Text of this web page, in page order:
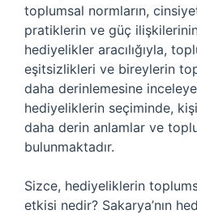
toplumsal normların,
pratiklerin ve güç ilişkilerinin
hediyelikler aracılığıyla,
eşitsizlikleri ve bireylerin
daha derinlemesine
hediyeliklerin seçiminde,
daha derin anlamlar ve
bulunmaktadır.
Sizce, hediyeliklerin
etkisi nedir? Sakarya’nın